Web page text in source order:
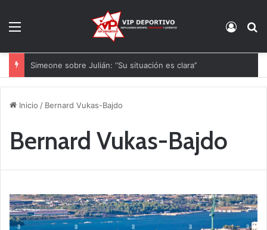
Simeone sobre Julián: ‘’Su situación es clara’’
Inicio / Bernard Vukas-Bajdo
Bernard Vukas-Bajdo